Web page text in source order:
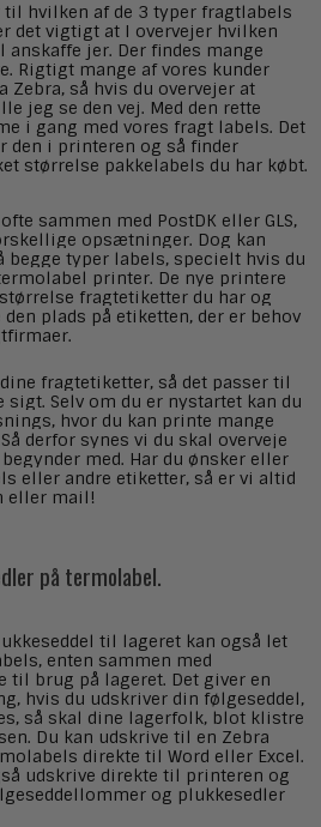
til hvilken af de 3 typer fragtlabels
det vigtigt at I overvejer hvilken
jer. Der findes mange
Rigtigt mange af vores kunder
Zebra, så hvis du overvejer at
jeg se den vej. Med den rette
i gang med vores fragt labels. Det
den i printeren og så finder
størrelse pakkelabels du har købt.
sammen med PostDK eller GLS,
opsætninger. Dog kan
begge typer labels, specielt hvis du
printer. De nye printere
fragtetiketter du har og
plads på etiketten, der er behov
fragtetiketter, så det passer til
Selv om du er nystartet kan du
hvor du kan printe mange
derfor synes vi du skal overveje
med. Har du ønsker eller
eller andre etiketter, så er vi altid
eller mail!
på termolabel.
til lageret kan også let
enten sammen med
til brug på lageret. Det giver en
hvis du udskriver din følgeseddel,
så skal dine lagerfolk, blot klistre
Du kan udskrive til en Zebra
direkte til Word eller Excel.
udskrive direkte til printeren og
og plukkesedler